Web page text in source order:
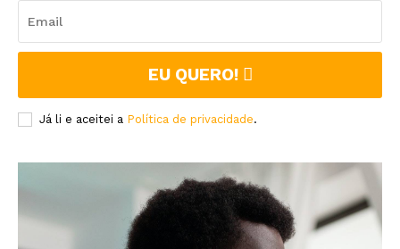
EU QUERO!
Já li e aceitei a Política de privacidade.